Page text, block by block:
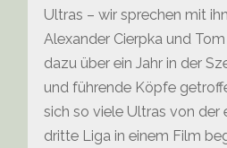
Ultras – wir sprechen mit
Alexander Cierpka und
dazu über ein Jahr in der
und führende Köpfe
sich so viele Ultras von der
dritte Liga in einem Film